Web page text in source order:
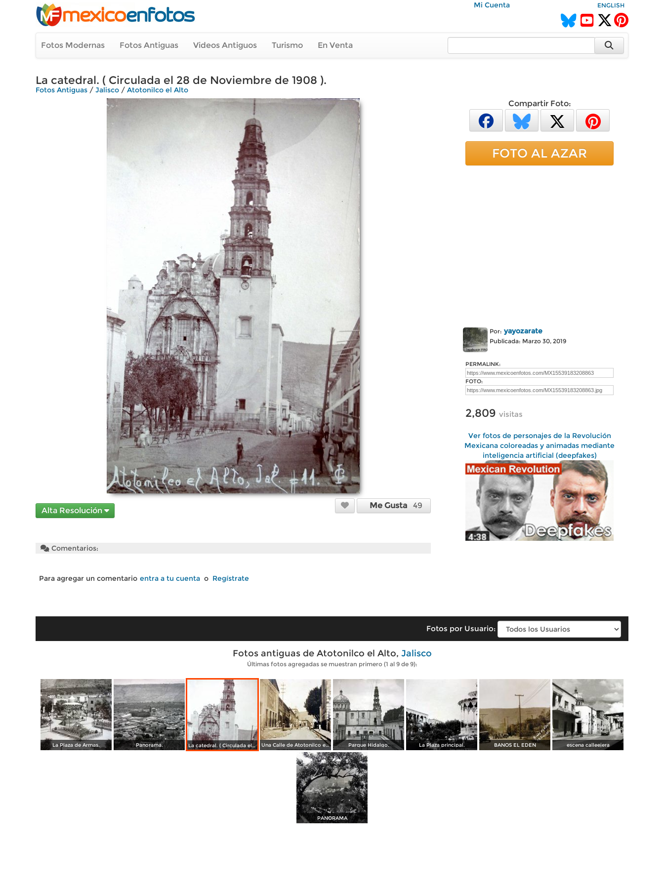
Mi Cuenta ENGLISH
Fotos Modernas Fotos Antiguas Videos Antiguos Turismo En Venta
La catedral. ( Circulada el 28 de Noviembre de 1908 ).
Fotos Antiguas / Jalisco / Atotonilco el Alto
Alta Resolución
Me Gusta 49
Comentarios:
Para agregar un comentario entra a tu cuenta o Regístrate
Compartir Foto:
FOTO AL AZAR
Por: yayozarate
Publicada: Marzo 30, 2019
PERMALINK:
FOTO:
2,809 visitas
Ver fotos de personajes de la Revolución
Mexicana coloreadas y animadas mediante
inteligencia artificial (deepfakes)
Fotos por Usuario:
Fotos antiguas de Atotonilco el Alto, Jalisco
Últimas fotos agregadas se muestran primero (1 al 9 de 9):
La Plaza de Armas. Panorama. La catedral. ( Circulada el 28 de Noviembre de 1908 ). Una Calle de Atotonilco el Alto, Jalisco. Parque Hidalgo. La Plaza principal. BANOS EL EDEN escena calleejera
PANORAMA